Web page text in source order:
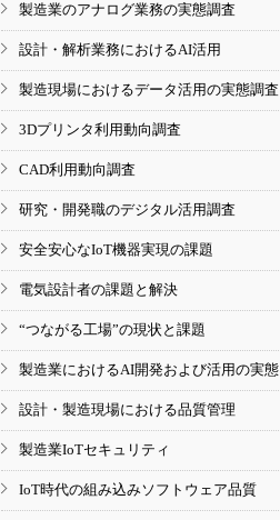
製造業のアナログ業務の実態調査
設計・解析業務におけるAI活用
製造現場におけるデータ活用の実態調査
3Dプリンタ利用動向調査
CAD利用動向調査
研究・開発職のデジタル活用調査
安全安心なIoT機器実現の課題
電気設計者の課題と解決
“つながる工場”の現状と課題
製造業におけるAI開発および活用の実態
設計・製造現場における品質管理
製造業IoTセキュリティ
IoT時代の組み込みソフトウェア品質